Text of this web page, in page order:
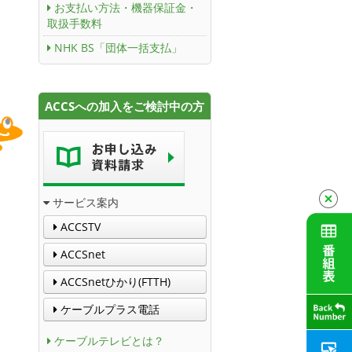
お支払い方法・機器保証金・
取扱手数料
NHK BS「団体一括支払」
ACCSへの加入をご検討中の方
サービス案内
ACCSTV
ACCSnet
ACCSnetひかり(FTTH)
ケーブルプラス電話
ケーブルテレビとは？